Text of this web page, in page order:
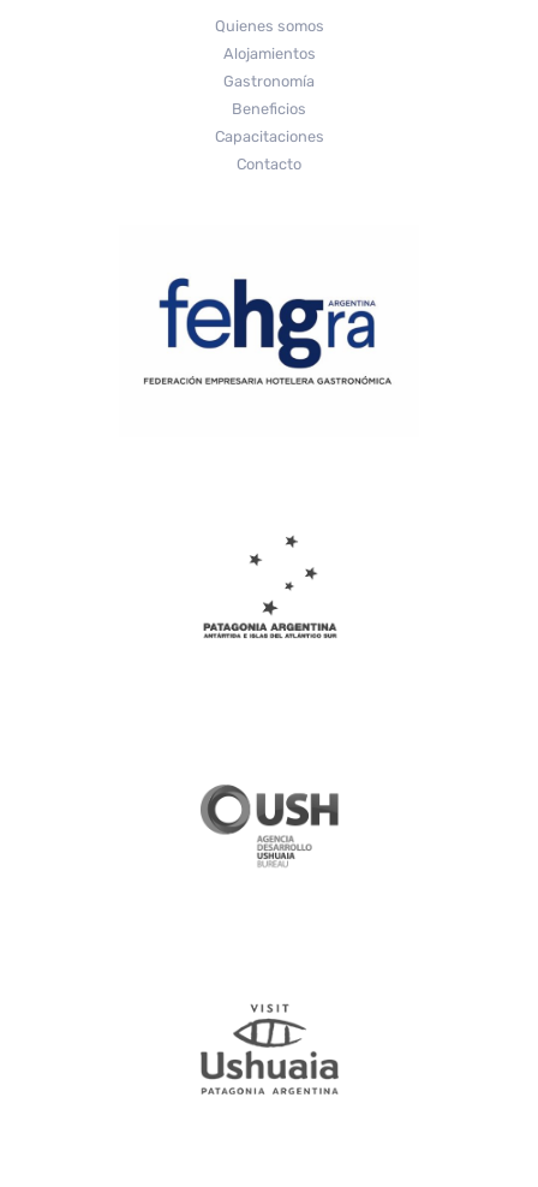
Quienes somos
Alojamientos
Gastronomía
Beneficios
Capacitaciones
Contacto